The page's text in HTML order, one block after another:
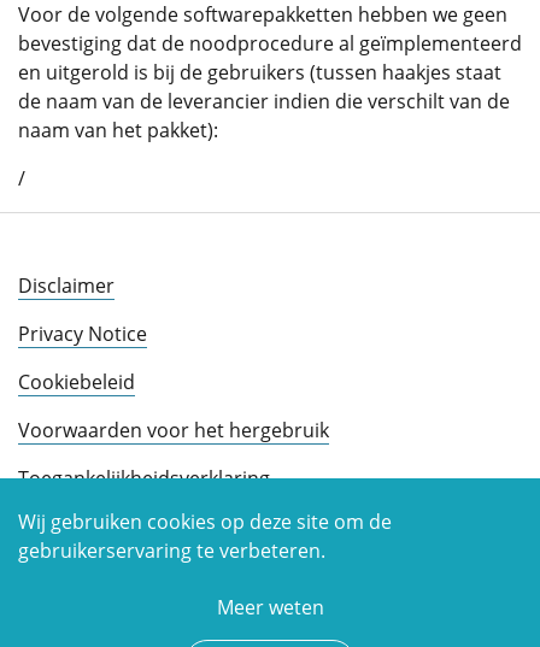
Wij gebruiken cookies op deze site om de
gebruikerservaring te verbeteren.
Meer weten
Voor de volgende softwarepakketten hebben we geen
bevestiging dat de noodprocedure al geïmplementeerd
en uitgerold is bij de gebruikers (tussen haakjes staat
de naam van de leverancier indien die verschilt van de
naam van het pakket):
/
Disclaimer
Privacy Notice
Cookiebeleid
Voorwaarden voor het hergebruik
Toegankelijkheidsverklaring